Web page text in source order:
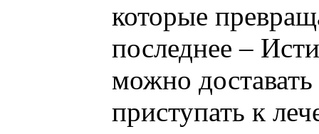
которые
последнее –
можно
приступать к